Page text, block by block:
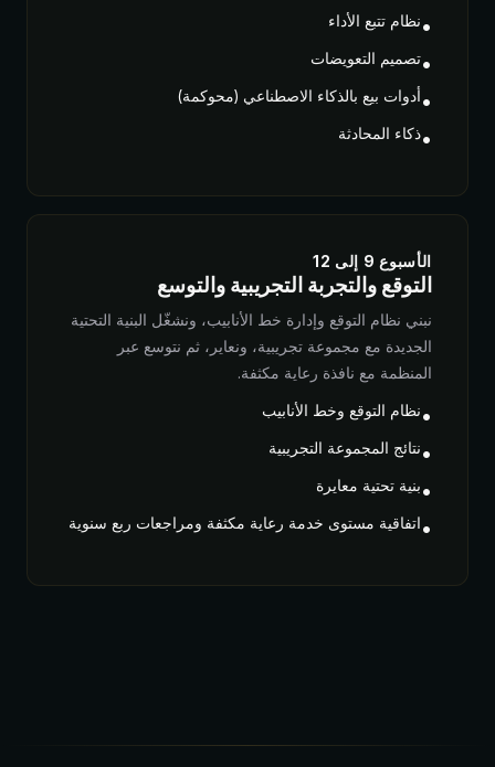
•نظام تتبع الأداء
•تصميم التعويضات
•أدوات بيع بالذكاء الاصطناعي (محوكمة)
•ذكاء المحادثة
الأسبوع 9 إلى 12
التوقع والتجربة التجريبية والتوسع
نبني نظام التوقع وإدارة خط الأنابيب، ونشغّل البنية التحتية
الجديدة مع مجموعة تجريبية، ونعاير، ثم نتوسع عبر
المنظمة مع نافذة رعاية مكثفة.
•نظام التوقع وخط الأنابيب
•نتائج المجموعة التجريبية
•بنية تحتية معايرة
•اتفاقية مستوى خدمة رعاية مكثفة ومراجعات ربع سنوية